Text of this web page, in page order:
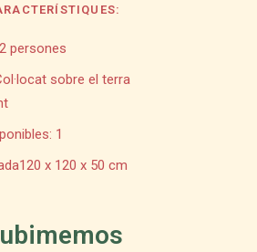
persones
sobre el terra
1
x 120 x 50 cm